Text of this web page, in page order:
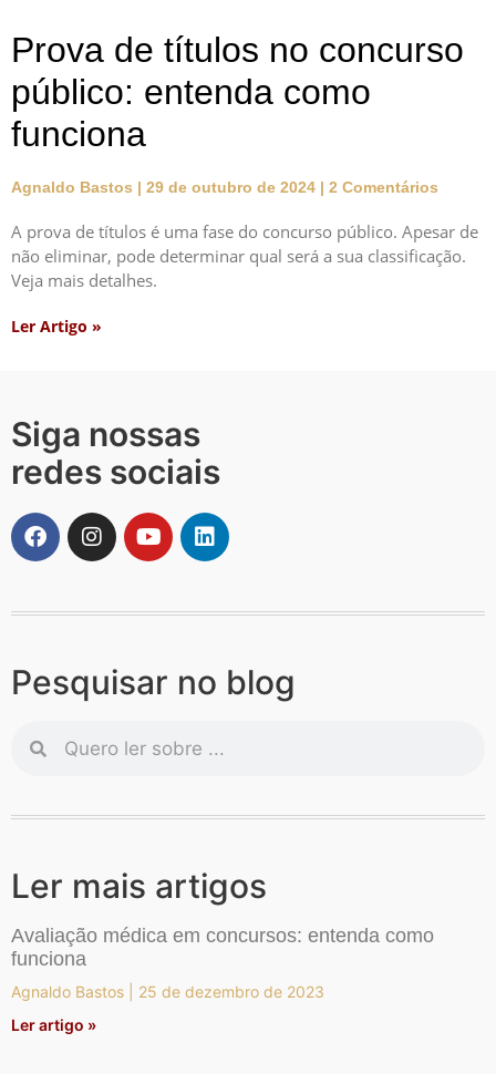
Prova de títulos no concurso
público: entenda como
funciona
Agnaldo Bastos 29 de outubro de 2024 2 Comentários
A prova de títulos é uma fase do concurso público. Apesar de
não eliminar, pode determinar qual será a sua classificação.
Veja mais detalhes.
Ler Artigo »
Siga nossas
redes sociais
Pesquisar no blog
Ler mais artigos
Avaliação médica em concursos: entenda como
funciona
Agnaldo Bastos
25 de dezembro de 2023
Ler artigo »